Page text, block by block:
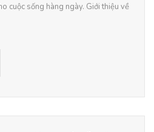
cuộc sống hàng ngày. Giới thiệu về